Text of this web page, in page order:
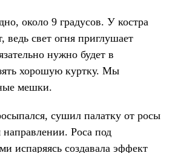
около 9 градусов. У костра
ведь свет огня приглушает
нужно будет в
хорошую куртку. Мы
мешки.
сушил палатку от росы
направлении. Роса под
испаряясь создавала эффект